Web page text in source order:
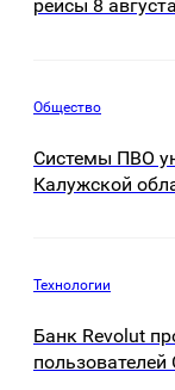
рейсы 8 августа
Общество
Системы ПВО
Калужской
Технологии
Банк Revolut
пользователей